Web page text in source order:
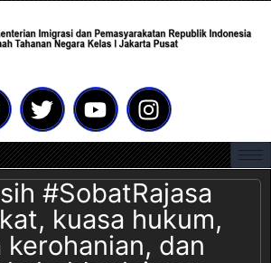
#SobatRajasa
kuasa hukum,
kerohanian, dan